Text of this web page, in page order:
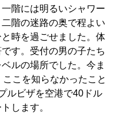
階には明るいシャワー
階の迷路の奥で程よい
時を過ごせました。体
す。受付の男の子たち
ルの場所でした。今ま
こを知らなかったこと
ルビザを空港で40ドル
します。